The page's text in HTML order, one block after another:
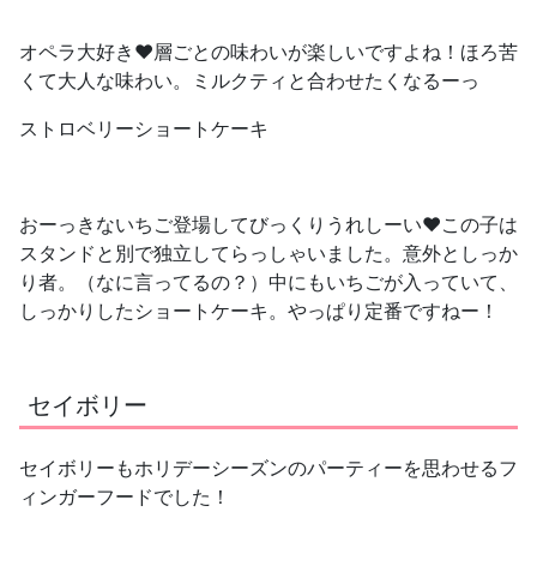
オペラ大好き❤️層ごとの味わいが楽しいですよね！ほろ苦
くて大人な味わい。ミルクティと合わせたくなるーっ
ストロベリーショートケーキ
おーっきないちご登場してびっくりうれしーい❤️この子は
スタンドと別で独立してらっしゃいました。意外としっか
り者。（なに言ってるの？）中にもいちごが入っていて、
しっかりしたショートケーキ。やっぱり定番ですねー！
セイボリー
セイボリーもホリデーシーズンのパーティーを思わせるフ
ィンガーフードでした！